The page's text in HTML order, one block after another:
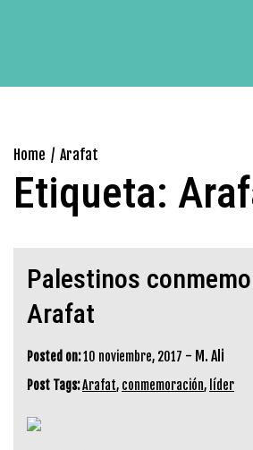
Home Arafat
Etiqueta:
Palestinos
Arafat
Posted on:10 noviembre, 2017 - M. Ali
Post Tags:Arafat, conmemoración, líder